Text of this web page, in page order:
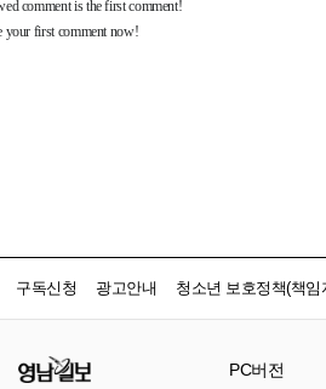
구독신청 광고안내 청소년 보호정책(책임
PC버전